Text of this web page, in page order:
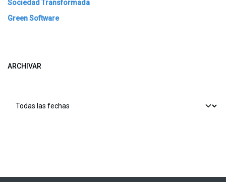
Sociedad Transformada
Green Software
ARCHIVAR